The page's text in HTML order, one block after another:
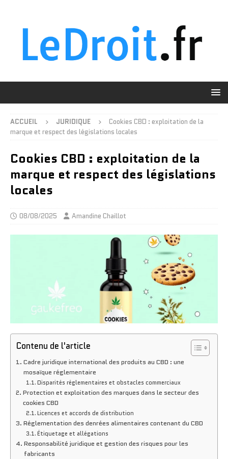
ACCUEIL JURIDIQUE
Cookies CBD : exploitation de la
marque et respect des législations locales
Cookies CBD : exploitation de la
marque et respect des législations
locales
08/08/2025 Amandine Chaillot
Contenu de l'article
Cadre juridique international des produits au CBD : une
mosaïque réglementaire
Disparités réglementaires et obstacles commerciaux
Protection et exploitation des marques dans le secteur des
cookies CBD
Licences et accords de distribution
Réglementation des denrées alimentaires contenant du CBD
Étiquetage et allégations
Responsabilité juridique et gestion des risques pour les
fabricants